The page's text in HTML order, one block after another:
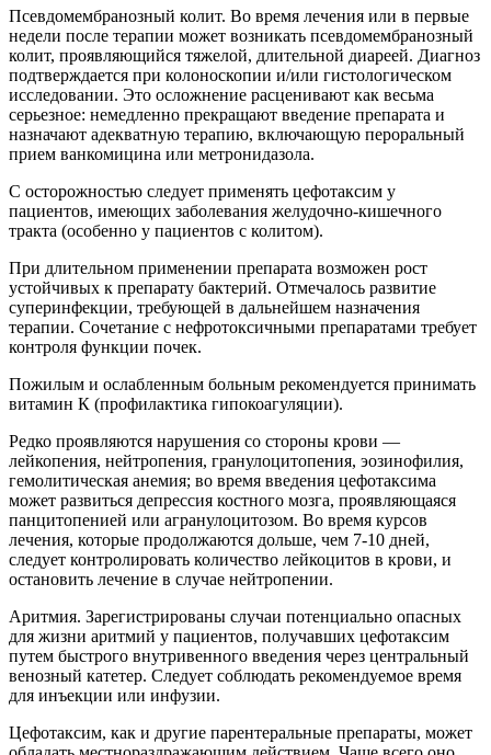
Псевдомембранозный колит. Во время лечения или в первые
недели после терапии может возникать псевдомембранозный
колит, проявляющийся тяжелой, длительной диареей. Диагноз
подтверждается при колоноскопии и/или гистологическом
исследовании. Это осложнение расценивают как весьма
серьезное: немедленно прекращают введение препарата и
назначают адекватную терапию, включающую пероральный
прием ванкомицина или метронидазола.
С осторожностью следует применять цефотаксим у
пациентов, имеющих заболевания желудочно-кишечного
тракта (особенно у пациентов с колитом).
При длительном применении препарата возможен рост
устойчивых к препарату бактерий. Отмечалось развитие
суперинфекции, требующей в дальнейшем назначения
терапии. Сочетание с нефротоксичными препаратами требует
контроля функции почек.
Пожилым и ослабленным больным рекомендуется принимать
витамин К (профилактика гипокоагуляции).
Редко проявляются нарушения со стороны крови —
лейкопения, нейтропения, гранулоцитопения, эозинофилия,
гемолитическая анемия; во время введения цефотаксима
может развиться депрессия костного мозга, проявляющаяся
панцитопенией или агранулоцитозом. Во время курсов
лечения, которые продолжаются дольше, чем 7-10 дней,
следует контролировать количество лейкоцитов в крови, и
остановить лечение в случае нейтропении.
Аритмия. Зарегистрированы случаи потенциально опасных
для жизни аритмий у пациентов, получавших цефотаксим
путем быстрого внутривенного введения через центральный
венозный катетер. Следует соблюдать рекомендуемое время
для инъекции или инфузии.
Цефотаксим, как и другие парентеральные препараты, может